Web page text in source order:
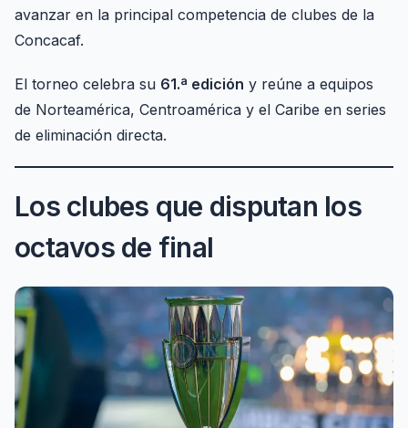
avanzar en la principal competencia de clubes de la
Concacaf.
El torneo celebra su 61.ª edición y reúne a equipos
de Norteamérica, Centroamérica y el Caribe en series
de eliminación directa.
Los clubes que disputan los
octavos de final